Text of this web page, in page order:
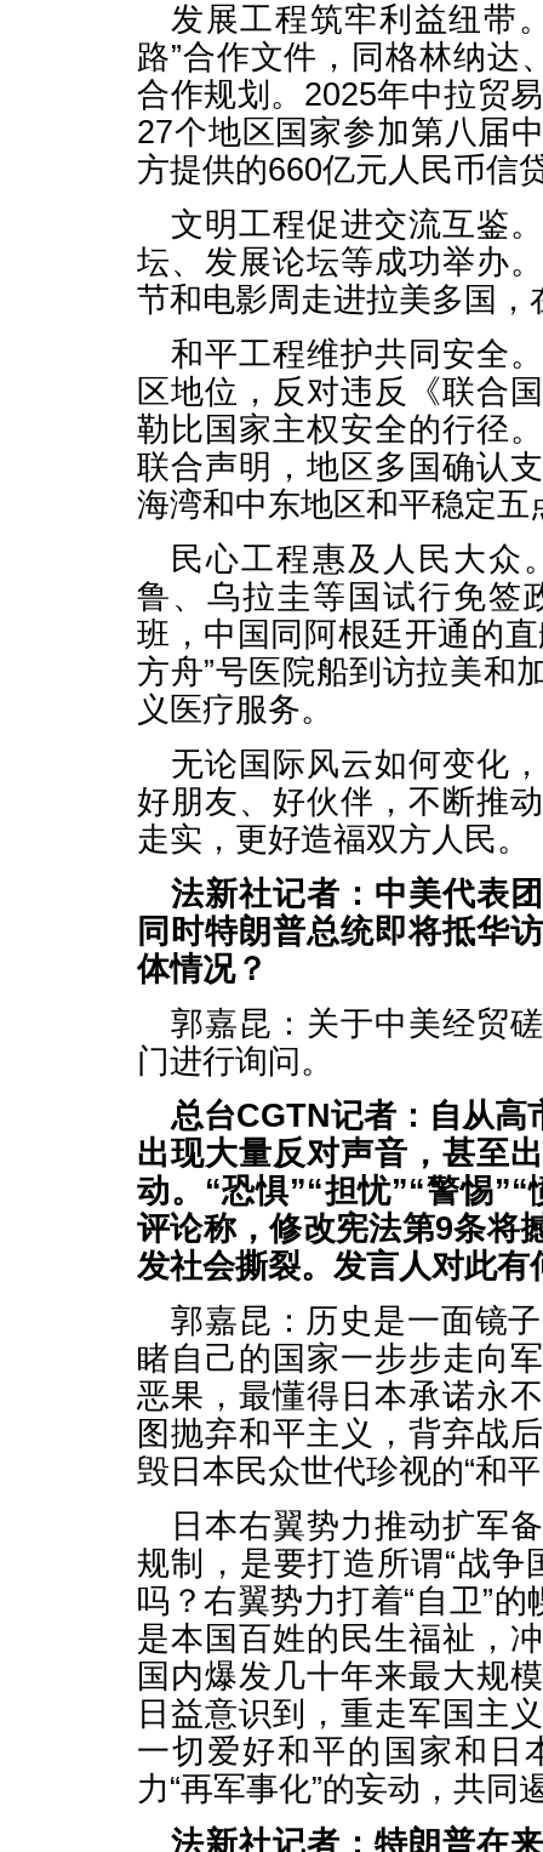
发展工程筑牢利益纽带
路”合作文件，同格林纳达
合作规划。2025年中拉贸
27个地区国家参加第八届
方提供的660亿元人民币信
文明工程促进交流互鉴
坛、发展论坛等成功举办
节和电影周走进拉美多国，
和平工程维护共同安全
区地位，反对违反《联合
勒比国家主权安全的行径
联合声明，地区多国确认
海湾和中东地区和平稳定五
民心工程惠及人民大众
鲁、乌拉圭等国试行免签
班，中国同阿根廷开通的
方舟”号医院船到访拉美和
义医疗服务。
无论国际风云如何变化
好朋友、好伙伴，不断推
走实，更好造福双方人民。
法新社记者：中美代表
同时特朗普总统即将抵华
体情况？
郭嘉昆：关于中美经贸
门进行询问。
总台CGTN记者：自从高
出现大量反对声音，甚至
动。“恐惧”“担忧”“警惕
评论称，修改宪法第9条将
发社会撕裂。发言人对此有
郭嘉昆：历史是一面镜
睹自己的国家一步步走向
恶果，最懂得日本承诺永
图抛弃和平主义，背弃战
毁日本民众世代珍视的“和
日本右翼势力推动扩军
规制，是要打造所谓“战争
吗？右翼势力打着“自卫”
是本国百姓的民生福祉，
国内爆发几十年来最大规
日益意识到，重走军国主
一切爱好和平的国家和日
力“再军事化”的妄动，共同
法新社记者：特朗普在